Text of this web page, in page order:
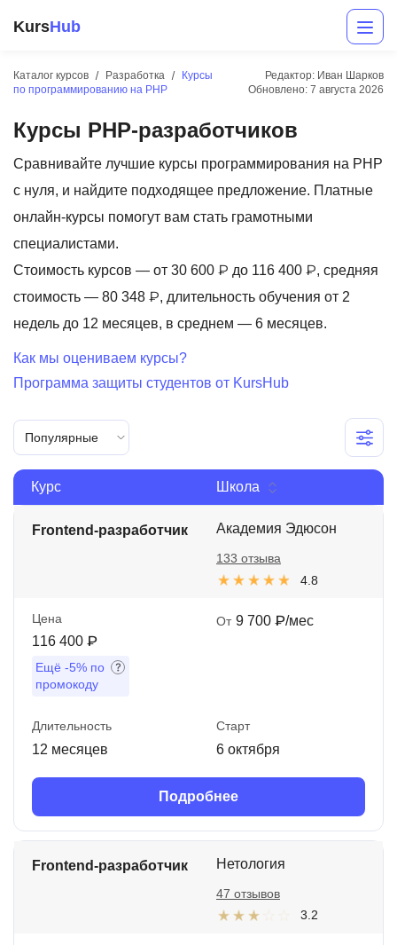
KursHub
Каталог курсов Разработка
Курсы
по программированию на PHP
Редактор: Иван Шарков
Обновлено: 7 августа 2026
Курсы PHP-разработчиков
Сравнивайте лучшие курсы программирования на PHP
с нуля, и найдите подходящее предложение. Платные
онлайн-курсы помогут вам стать грамотными
специалистами.
Стоимость курсов — от 30 600 ₽ до 116 400 ₽, средняя
стоимость — 80 348 ₽, длительность обучения от 2
недель до 12 месяцев, в среднем — 6 месяцев.
Как мы оцениваем курсы?
Программа защиты студентов от KursHub
Популярные
Курс Школа
Frontend-разработчик Академия Эдюсон
4.8
133 отзыва
Цена
116 400 ₽
Ещё -5% по
промокоду
От 9 700 ₽/мес
Длительность
12 месяцев
Старт
6 октября
Подробнее
Frontend-разработчик Нетология
3.2
47 отзывов
Разработка
Маркетинг
Аналитика
Менеджмент
Иностранные языки
Soft Skills
ДПО
Детям